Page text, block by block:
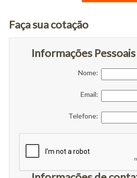
Faça sua cotação
Informações Pessoais
Nome:
Email:
Telefone: